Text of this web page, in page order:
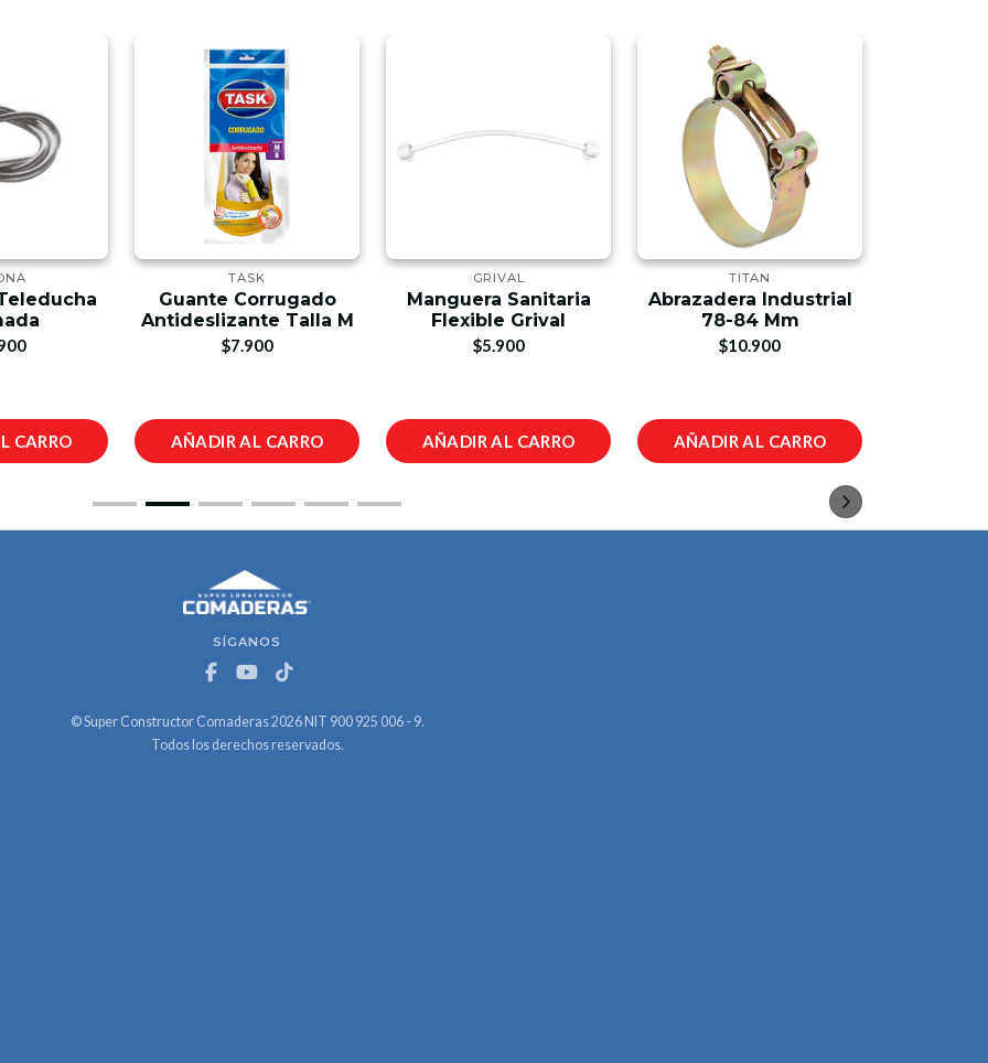
CARRO
TASK
Guante Corrugado
Antideslizante Talla M
$7.900
AÑADIR AL CARRO
GRIVAL
Manguera Sanitaria
Flexible Grival
$5.900
AÑADIR AL CARRO
TITAN
Abrazadera Industrial
78-84 Mm
$10.900
AÑADIR AL CARRO
SÍGANOS
© Super Constructor Comaderas 2026 NIT 900 925 006 - 9.
Todos los derechos reservados.